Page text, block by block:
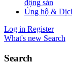
động sản
Ủng hộ &
Log in Register
What's new Search
Search